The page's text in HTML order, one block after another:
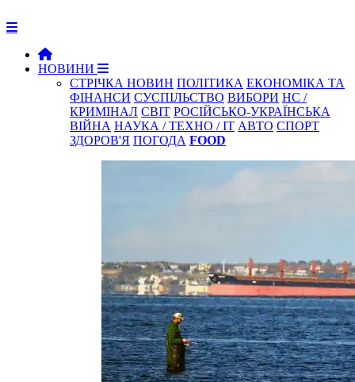
НОВИНИ
СТРІЧКА НОВИН ПОЛІТИКА ЕКОНОМІКА ТА
ФІНАНСИ СУСПІЛЬСТВО ВИБОРИ НС /
КРИМІНАЛ СВІТ РОСІЙСЬКО-УКРАЇНСЬКА
ВІЙНА НАУКА / ТЕХНО / IT АВТО СПОРТ
ЗДОРОВ'Я ПОГОДА FOOD